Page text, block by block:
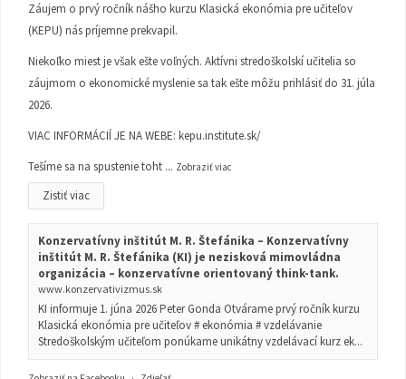
Záujem o prvý ročník nášho kurzu Klasická ekonómia pre učiteľov
(KEPU) nás príjemne prekvapil.
Niekoľko miest je však ešte voľných. Aktívni stredoškolskí učitelia so
záujmom o ekonomické myslenie sa tak ešte môžu prihlásiť do 31. júla
2026.
VIAC INFORMÁCIÍ JE NA WEBE: kepu.institute.sk/
Tešíme sa na spustenie toht ... Zobraziť viac
Zistiť viac
Konzervatívny inštitút M. R. Štefánika – Konzervatívny
inštitút M. R. Štefánika (KI) je nezisková mimovládna
organizácia – konzervatívne orientovaný think-tank.
www.konzervativizmus.sk
KI informuje 1. júna 2026 Peter Gonda Otvárame prvý ročník kurzu
Klasická ekonómia pre učiteľov # ekonómia # vzdelávanie
Stredoškolským učiteľom ponúkame unikátny vzdelávací kurz ek...